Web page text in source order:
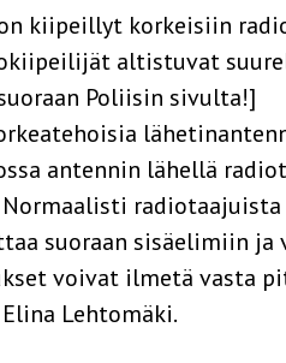
kiipeillyt korkeisiin
altistuvat
Poliisin sivulta!]
antennin lähellä
Normaalisti
suoraan sisäelimiin
voivat ilmetä vasta
Lehtomäki.